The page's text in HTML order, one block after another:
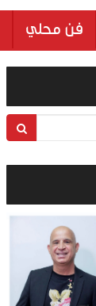
فن محلي